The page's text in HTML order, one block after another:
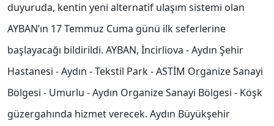
duyuruda, kentin yeni alternatif ulaşım sistemi olan
AYBAN’ın 17 Temmuz Cuma günü ilk seferlerine
başlayacağı bildirildi. AYBAN, İncirliova - Aydın Şehir
Hastanesi - Aydın - Tekstil Park - ASTİM Organize Sanayi
Bölgesi - Umurlu - Aydın Organize Sanayi Bölgesi - Köşk
güzergahında hizmet verecek. Aydın Büyükşehir